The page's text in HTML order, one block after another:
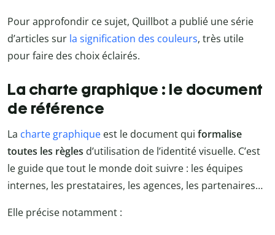
Pour approfondir ce sujet, Quillbot a publié une série
d’articles sur la signification des couleurs, très utile
pour faire des choix éclairés.
La charte graphique : le document
de référence
La charte graphique est le document qui formalise
toutes les règles d’utilisation de l’identité visuelle. C’est
le guide que tout le monde doit suivre : les équipes
internes, les prestataires, les agences, les partenaires…
Elle précise notamment :